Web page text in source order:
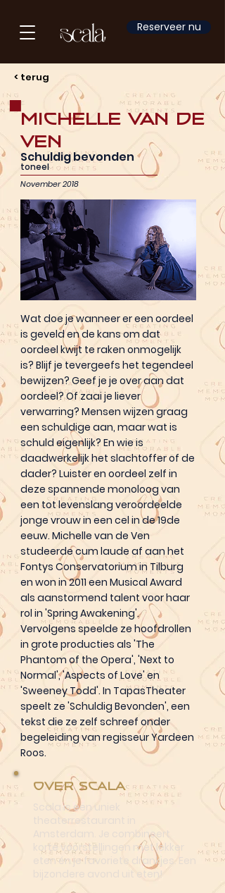
Reserveer nu
< terug
Michelle van de
Ven
Schuldig bevonden
toneel
November 2018
Wat doe je wanneer er een oordeel
is geveld en de kans om dat
oordeel kwijt te raken onmogelijk
is? Blijf je tevergeefs het tegendeel
bewijzen? Geef je je over aan dat
oordeel? Of zaai je liever
verwarring? Mensen wijzen graag
een schuldige aan, maar wat is
schuld eigenlijk? En wie is
daadwerkelijk het slachtoffer of de
dader? Luister en oordeel zelf in
deze spannende monoloog van
een tot levenslang veroordeelde
jonge vrouw in een cel in de 19de
eeuw. Michelle van de Ven
studeerde cum laude af aan het
Fontys Conservatorium in Tilburg
en won in 2011 een Musical Award
als aanstormend talent voor haar
rol in 'Spring Awakening'.
Vervolgens speelde ze hoofdrollen
in grote producties als 'The
Phantom of the Opera', 'Next to
Normal', 'Aspects of Love' en
'Sweeney Todd'. In TapasTheater
speelt ze 'Schuldig Bevonden', een
tekst die ze zelf schreef onder
begeleiding van regisseur Yardeen
Roos.
Over Scala
Scala is een uniek
theaterrestaurant in
Amsterdam. Je combineert
korte voorstellingen met lekker
eten én je favoriete drankjes. Een
bijzondere avond uit eten!